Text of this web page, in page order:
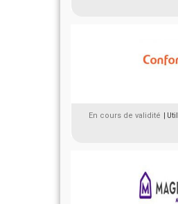
En cours de validité |